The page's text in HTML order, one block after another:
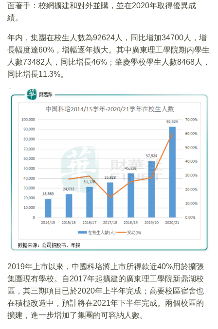
面著手：校網擴建和對外並購，並在2020年取得優異成
績。
年内，集團在校生人數為92624人，同比增加34700人，增
長幅度達60%，增幅逐年擴大。其中廣東理工學院期内學生
人數73482人，同比增長46%；肇慶學校學生人數8468人，
同比增長11.3%。
2019年上市以來，中國科培將上市所得款近40%用於擴張
集團現有學校。自2017年起擴建的廣東理工學院新鼎湖校
區，其三期項目已於2020年上半年完成；高要校區宿舍也
在積極改造中，預計將在2021年下半年完成。兩個校區的
擴建，進一步增加了集團的可容納人數。